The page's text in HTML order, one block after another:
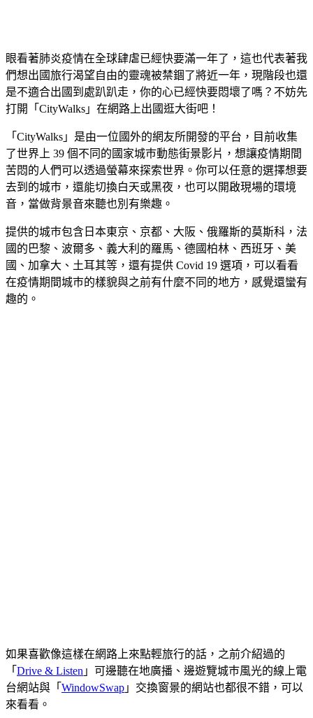
眼看著肺炎疫情在全球肆虐已經快要滿一年了，這也代表著我
們想出國旅行渴望自由的靈魂被禁錮了將近一年，現階段也還
是不適合出國到處趴趴走，你的心已經快要悶壞了嗎？不妨先
打開「CityWalks」在網路上出國逛大街吧！
「CityWalks」是由一位國外的網友所開發的平台，目前收集
了世界上 39 個不同的國家城巿動態街景影片，想讓疫情期間
苦悶的人們可以透過螢幕來探索世界。你可以任意的選擇想要
去到的城巿，還能切換白天或黑夜，也可以開啟現場的環境
音，當做背景音來聽也別有樂趣。
提供的城巿包含日本東京、京都、大阪、俄羅斯的莫斯科，法
國的巴黎、波爾多、義大利的羅馬、德國柏林、西班牙、美
國、加拿大、土耳其等，還有提供 Covid 19 選項，可以看看
在疫情期間城巿的樣貌與之前有什麼不同的地方，感覺還蠻有
趣的。
如果喜歡像這樣在網路上來點輕旅行的話，之前介紹過的
「 Drive & Listen 」可邊聽在地廣播、邊遊覽城巿風光的線上電
台網站與「 WindowSwap 」交換窗景的網站也都很不錯，可以
來看看。